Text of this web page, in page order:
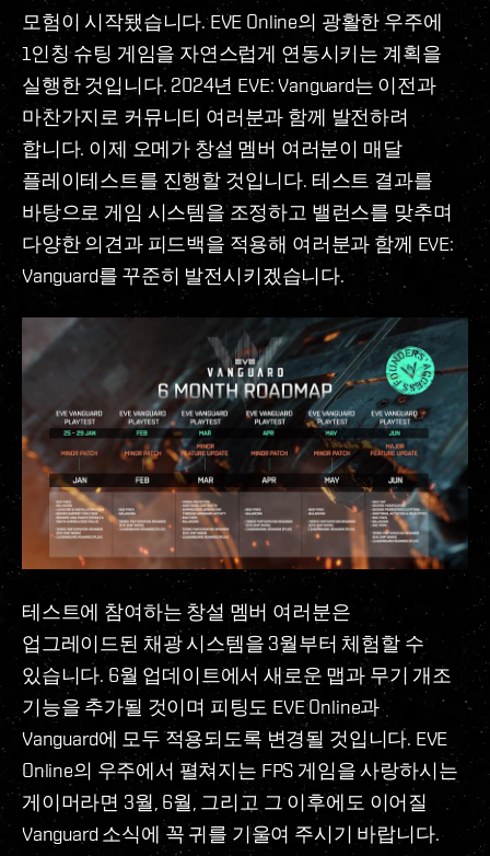
모험이 시작됐습니다. EVE Online의 광활한 우주에
1인칭 슈팅 게임을 자연스럽게 연동시키는 계획을
실행한 것입니다. 2024년 EVE: Vanguard는 이전과
마찬가지로 커뮤니티 여러분과 함께 발전하려
합니다. 이제 오메가 창설 멤버 여러분이 매달
플레이테스트를 진행할 것입니다. 테스트 결과를
바탕으로 게임 시스템을 조정하고 밸런스를 맞추며
다양한 의견과 피드백을 적용해 여러분과 함께 EVE:
Vanguard를 꾸준히 발전시키겠습니다.
테스트에 참여하는 창설 멤버 여러분은
업그레이드된 채광 시스템을 3월부터 체험할 수
있습니다. 6월 업데이트에서 새로운 맵과 무기 개조
기능을 추가될 것이며 피팅도 EVE Online과
Vanguard에 모두 적용되도록 변경될 것입니다. EVE
Online의 우주에서 펼쳐지는 FPS 게임을 사랑하시는
게이머라면 3월, 6월, 그리고 그 이후에도 이어질
Vanguard 소식에 꼭 귀를 기울여 주시기 바랍니다.